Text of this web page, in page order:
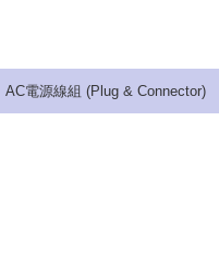
AC電源線組 (Plug & Connector)